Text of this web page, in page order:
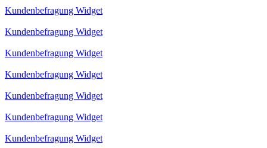
Kundenbefragung Widget
Kundenbefragung Widget
Kundenbefragung Widget
Kundenbefragung Widget
Kundenbefragung Widget
Kundenbefragung Widget
Kundenbefragung Widget